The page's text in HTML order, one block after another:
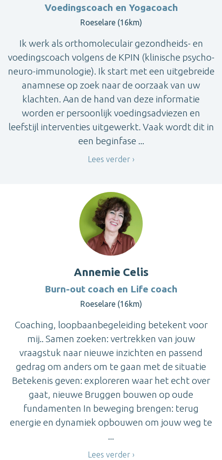
Voedingscoach en Yogacoach
Roeselare (16km)
Ik werk als orthomoleculair gezondheids- en
voedingscoach volgens de KPIN (klinische psycho-
neuro-immunologie). Ik start met een uitgebreide
anamnese op zoek naar de oorzaak van uw
klachten. Aan de hand van deze informatie
worden er persoonlijk voedingsadviezen en
leefstijl interventies uitgewerkt. Vaak wordt dit in
een beginfase ...
Lees verder
Annemie Celis
Burn-out coach en Life coach
Roeselare (16km)
Coaching, loopbaanbegeleiding betekent voor
mij.. Samen zoeken: vertrekken van jouw
vraagstuk naar nieuwe inzichten en passend
gedrag om anders om te gaan met de situatie
Betekenis geven: exploreren waar het echt over
gaat, nieuwe Bruggen bouwen op oude
fundamenten In beweging brengen: terug
energie en dynamiek opbouwen om jouw weg te
...
Lees verder